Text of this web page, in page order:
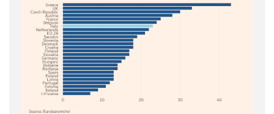
DETRAZIONI 36-41-50 %
INDICI E TASSI
TARSU
TASSAZIONE ATTI IMMOBILIARI